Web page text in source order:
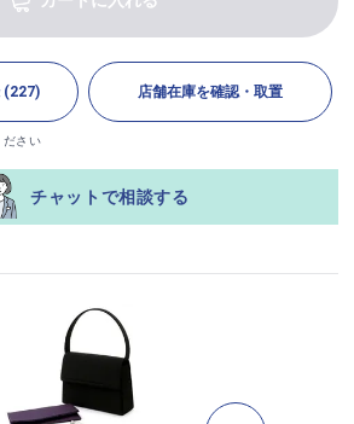
(227) 店舗在庫を確認・取置
ださい
チャットで相談する